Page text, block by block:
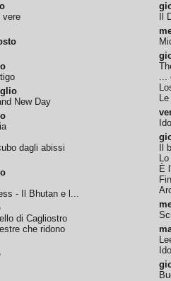
vere
New Day
dagli abissi
- Il Bhutan e l...
di Cagliostro
che ridono
Il
...
Il
È